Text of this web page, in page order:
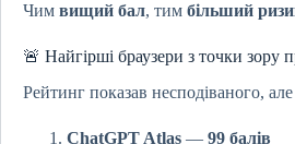
Чим вищий бал, тим більший
🚨 Найгірші браузери з точки зору
Рейтинг показав несподіваного,
ChatGPT Atlas — 99 балів